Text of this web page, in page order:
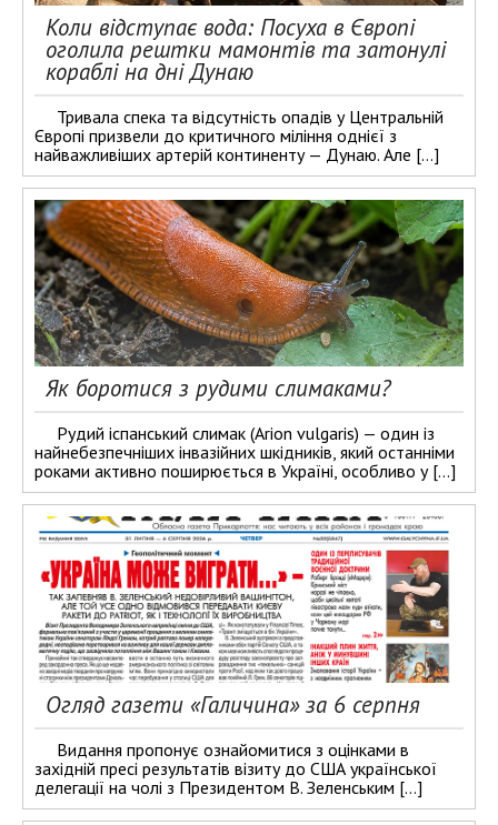
Коли відступає вода: Посуха в Європі
оголила рештки мамонтів та затонулі
кораблі на дні Дунаю
Тривала спека та відсутність опадів у Центральній
Європі призвели до критичного міління однієї з
найважливіших артерій континенту — Дунаю. Але […]
Як боротися з рудими слимаками?
Рудий іспанський слимак (Arion vulgaris) — один із
найнебезпечніших інвазійних шкідників, який останніми
роками активно поширюється в Україні, особливо у […]
Огляд газети «Галичина» за 6 серпня
Видання пропонує ознайомитися з оцінками в
західній пресі результатів візиту до США української
делегації на чолі з Президентом В. Зеленським […]